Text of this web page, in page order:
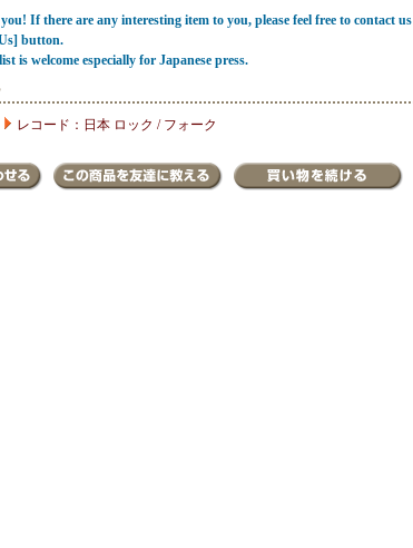
If there are any interesting item to you, please feel free to contact us
button.
is welcome especially for Japanese press.
レコード：日本 ロック / フォーク